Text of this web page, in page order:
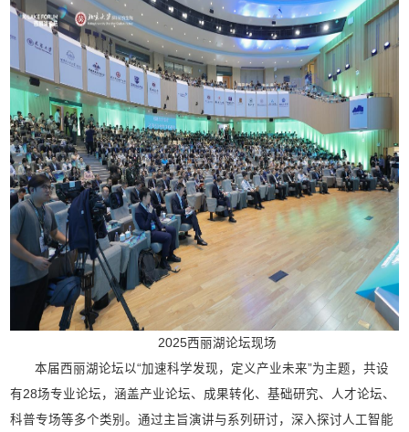
2025西丽湖论坛现场
本届西丽湖论坛以“加速科学发现，定义产业未来”为主题，共设
有28场专业论坛，涵盖产业论坛、成果转化、基础研究、人才论坛、
科普专场等多个类别。通过主旨演讲与系列研讨，深入探讨人工智能